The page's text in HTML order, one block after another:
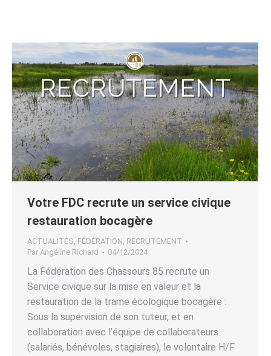
Votre FDC recrute un service civique
restauration bocagère
ACTUALITÉS, FÉDÉRATION, RECRUTEMENT
Par Angéline Richard 04/12/2024
La Fédération des Chasseurs 85 recrute un
Service civique sur la mise en valeur et la
restauration de la trame écologique bocagère :
Sous la supervision de son tuteur, et en
collaboration avec l’équipe de collaborateurs
(salariés, bénévoles, stagiaires), le volontaire H/F